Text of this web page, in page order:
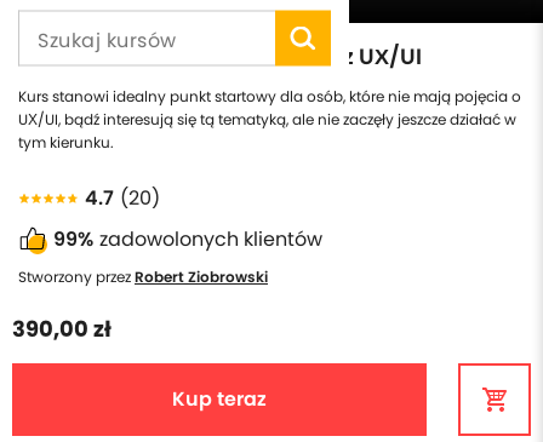
Podstawowe szkolenie online z UX/UI
Kurs stanowi idealny punkt startowy dla osób, które nie mają pojęcia o
UX/UI, bądź interesują się tą tematyką, ale nie zaczęły jeszcze działać w
tym kierunku.
4.7 (20)
99% zadowolonych klientów
Stworzony przezRobert Ziobrowski
390,00 zł
Kup teraz